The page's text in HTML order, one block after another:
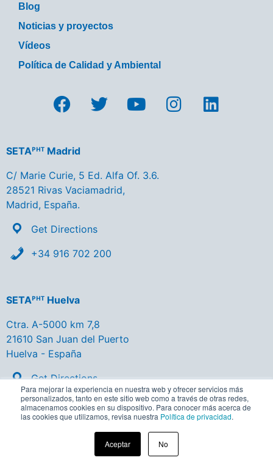
Para mejorar la experiencia en nuestra web y ofrecer servicios más
personalizados, tanto en este sitio web como a través de otras redes,
almacenamos cookies en su dispositivo. Para conocer más acerca de
las cookies que utilizamos, revisa nuestra Política de privacidad.
Aceptar No
Blog
Noticias y proyectos
Vídeos
Política de Calidad y Ambiental
SETAᴾᴴᵀ Madrid
C/ Marie Curie, 5 Ed. Alfa Of. 3.6.
28521 Rivas Vaciamadrid,
Madrid, España.
Get Directions
+34 916 702 200
SETAᴾᴴᵀ Huelva
Ctra. A-5000 km 7,8
21610 San Juan del Puerto
Huelva - España
Get Directions
+34 959 356 137
Aviso Legal